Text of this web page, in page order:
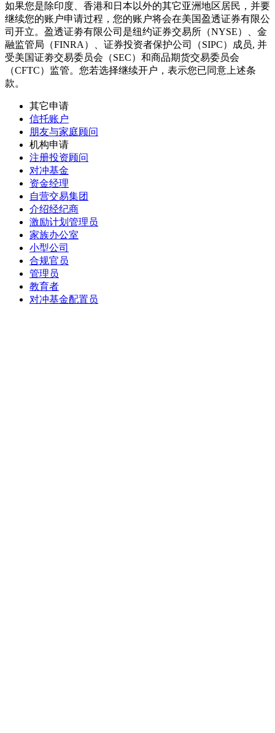
如果您是除印度、香港和日本以外的其它亚洲地区居民，并要
继续您的账户申请过程，您的账户将会在美国盈透证券有限公
司开立。盈透证劵有限公司是纽约证券交易所（NYSE）、金
融监管局（FINRA）、证券投资者保护公司（SIPC）成员, 并
受美国证劵交易委员会（SEC）和商品期货交易委员会
（CFTC）监管。您若选择继续开户，表示您已同意上述条
款。
其它申请
信托账户
朋友与家庭顾问
机构申请
注册投资顾问
对冲基金
资金经理
自营交易集团
介绍经纪商
激励计划管理员
家族办公室
小型公司
合规官员
管理员
教育者
对冲基金配置员